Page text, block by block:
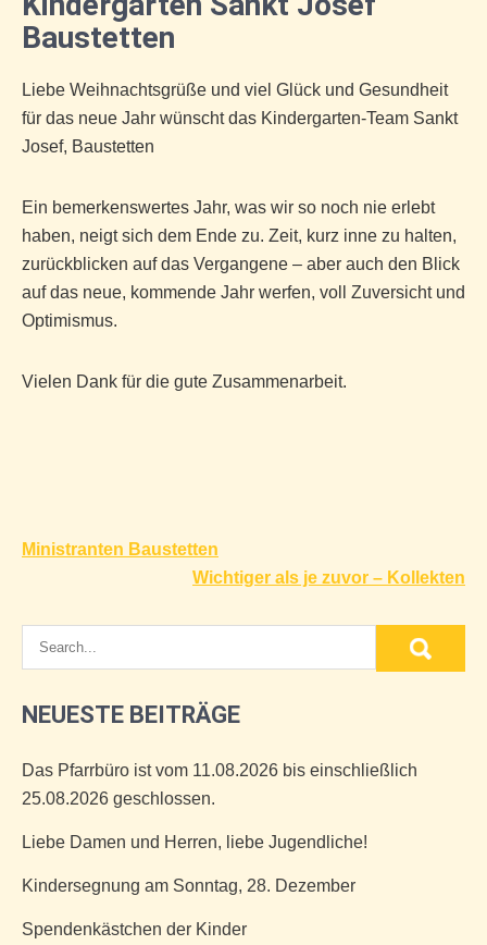
Baustetten
Liebe Weihnachtsgrüße und viel Glück und Gesundheit
für das neue Jahr wünscht das Kindergarten-Team Sankt
Josef, Baustetten
Ein bemerkenswertes Jahr, was wir so noch nie erlebt
haben, neigt sich dem Ende zu. Zeit, kurz inne zu halten,
zurückblicken auf das Vergangene – aber auch den Blick
auf das neue, kommende Jahr werfen, voll Zuversicht und
Optimismus.
Vielen Dank für die gute Zusammenarbeit.
Beitragsnavigation
Ministranten Baustetten
Wichtiger als je zuvor – Kollekten
NEUESTE BEITRÄGE
Das Pfarrbüro ist vom 11.08.2026 bis einschließlich
25.08.2026 geschlossen.
Liebe Damen und Herren, liebe Jugendliche!
Kindersegnung am Sonntag, 28. Dezember
Spendenkästchen der Kinder